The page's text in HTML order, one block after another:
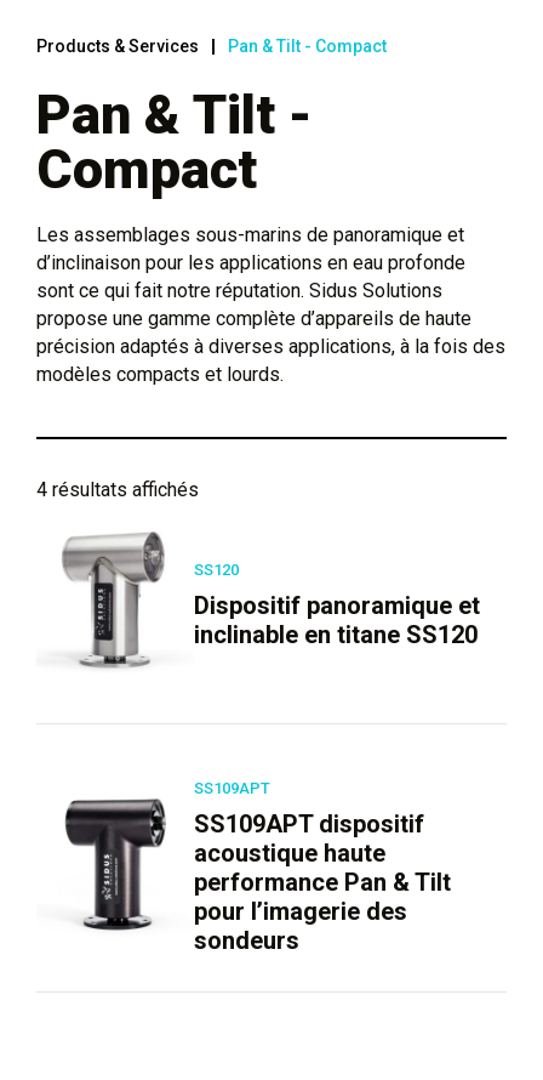
Products & Services Pan & Tilt - Compact
Pan & Tilt -
Compact
Les assemblages sous-marins de panoramique et
d’inclinaison pour les applications en eau profonde
sont ce qui fait notre réputation. Sidus Solutions
propose une gamme complète d’appareils de haute
précision adaptés à diverses applications, à la fois des
modèles compacts et lourds.
4 résultats affichés
SS120
Dispositif panoramique et
inclinable en titane SS120
SS109APT
SS109APT dispositif
acoustique haute
performance Pan & Tilt
pour l’imagerie des
sondeurs